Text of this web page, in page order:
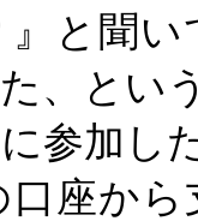
と聞
、とい
参加し
座か